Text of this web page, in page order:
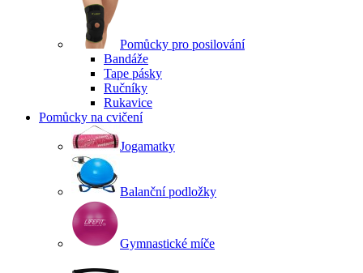
Pomůcky pro posilování
Bandáže
Tape pásky
Ručníky
Rukavice
Pomůcky na cvičení
Jogamatky
Balanční podložky
Gymnastické míče